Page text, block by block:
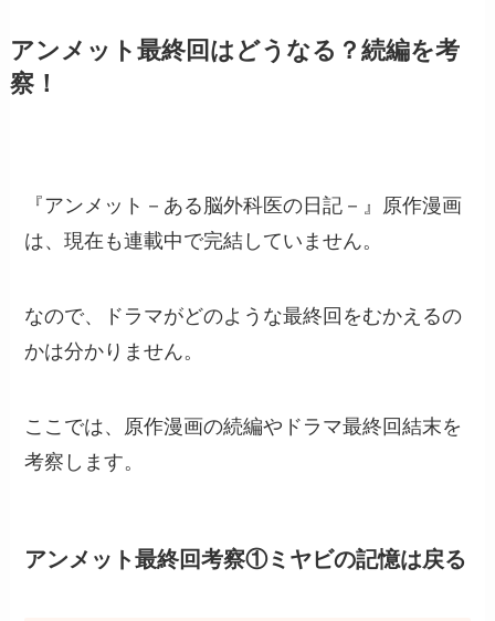
アンメット最終回はどうなる？続編を考
察！
『アンメット－ある脳外科医の日記－』原作漫画
は、現在も連載中で完結していません。
なので、ドラマがどのような最終回をむかえるの
かは分かりません。
ここでは、原作漫画の続編やドラマ最終回結末を
考察します。
アンメット最終回考察①ミヤビの記憶は戻る